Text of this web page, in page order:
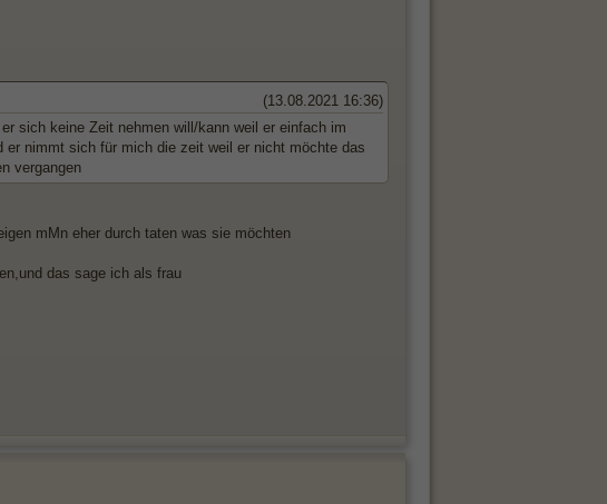
(13.08.2021 16:36)
sich keine Zeit nehmen will/kann weil er einfach im
nimmt sich für mich die zeit weil er nicht möchte das
vergangen
mMn eher durch taten was sie möchten
das sage ich als frau